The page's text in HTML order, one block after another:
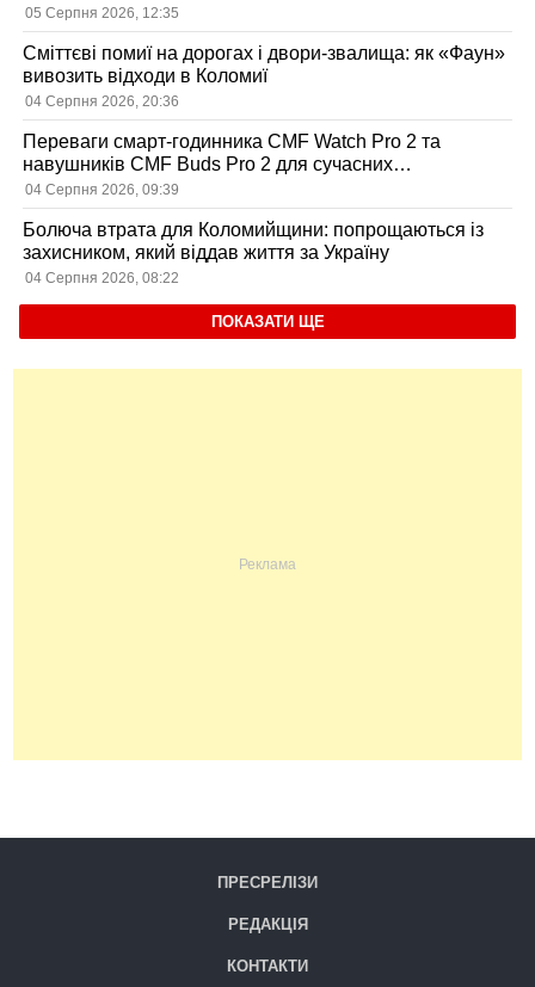
05 Серпня 2026, 12:35
Сміттєві помиї на дорогах і двори-звалища: як «Фаун»
вивозить відходи в Коломиї
04 Серпня 2026, 20:36
Переваги смарт-годинника CMF Watch Pro 2 та
навушників CMF Buds Pro 2 для сучасних
користувачів
04 Серпня 2026, 09:39
Болюча втрата для Коломийщини: попрощаються із
захисником, який віддав життя за Україну
04 Серпня 2026, 08:22
ПОКАЗАТИ ЩЕ
ПРЕСРЕЛІЗИ
РЕДАКЦІЯ
КОНТАКТИ